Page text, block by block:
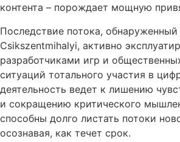
контента – порождает мощную
Последствие потока,
Csikszentmihalyi, активно
разработчиками игр и
ситуаций тотального участия в
деятельность ведет к лишению
и сокращению критического
способны долго листать потоки
осознавая, как течет срок.